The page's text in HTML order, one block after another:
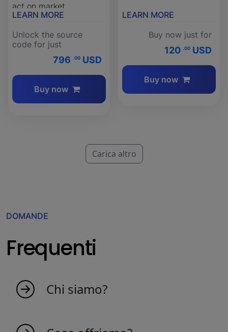
act on market
opportunities.
LEARN MORE
Unlock the source
code for just
796 .00 USD
Buy now
LEARN MORE
Buy now just for
120 .00 USD
Buy now
Carica altro
DOMANDE
Frequenti
Chi siamo?